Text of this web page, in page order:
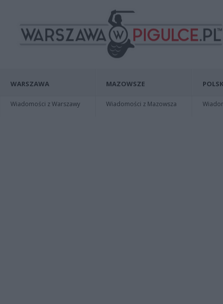
WARSZAWA
Wiadomości z Warszawy
MAZOWSZE
Wiadomości z Mazowsza